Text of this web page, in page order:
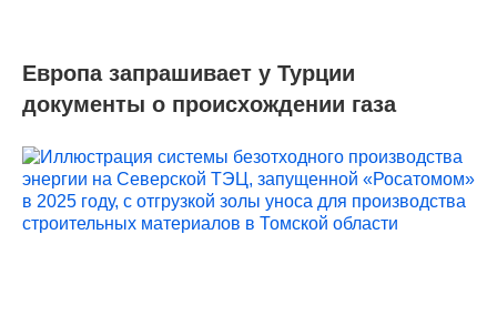
Европа запрашивает у Турции
документы о происхождении газа